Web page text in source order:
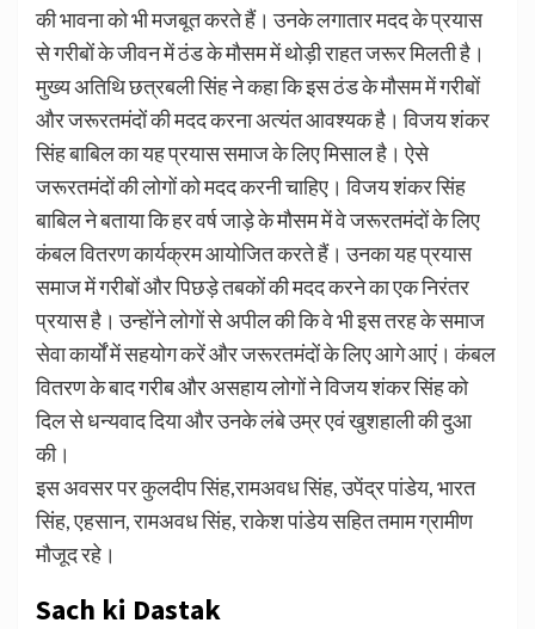
की भावना को भी मजबूत करते हैं। उनके लगातार मदद के प्रयास
से गरीबों के जीवन में ठंड के मौसम में थोड़ी राहत जरूर मिलती है।
मुख्य अतिथि छत्रबली सिंह ने कहा कि इस ठंड के मौसम में गरीबों
और जरूरतमंदों की मदद करना अत्यंत आवश्यक है। विजय शंकर
सिंह बाबिल का यह प्रयास समाज के लिए मिसाल है। ऐसे
जरूरतमंदों की लोगों को मदद करनी चाहिए। विजय शंकर सिंह
बाबिल ने बताया कि हर वर्ष जाड़े के मौसम में वे जरूरतमंदों के लिए
कंबल वितरण कार्यक्रम आयोजित करते हैं। उनका यह प्रयास
समाज में गरीबों और पिछड़े तबकों की मदद करने का एक निरंतर
प्रयास है। उन्होंने लोगों से अपील की कि वे भी इस तरह के समाज
सेवा कार्यों में सहयोग करें और जरूरतमंदों के लिए आगे आएं। कंबल
वितरण के बाद गरीब और असहाय लोगों ने विजय शंकर सिंह को
दिल से धन्यवाद दिया और उनके लंबे उम्र एवं खुशहाली की दुआ
की।
इस अवसर पर कुलदीप सिंह,रामअवध सिंह, उपेंद्र पांडेय, भारत
सिंह, एहसान, रामअवध सिंह, राकेश पांडेय सहित तमाम ग्रामीण
मौजूद रहे।
Sach ki Dastak